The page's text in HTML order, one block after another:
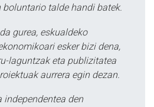
boluntario talde handi batek.
gurea, eskualdeko
esker bizi dena,
laguntzak eta publizitatea
aurrera egin dezan.
independentea den